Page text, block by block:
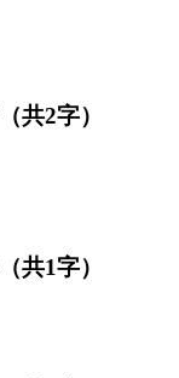
（共2字）
（共1字）